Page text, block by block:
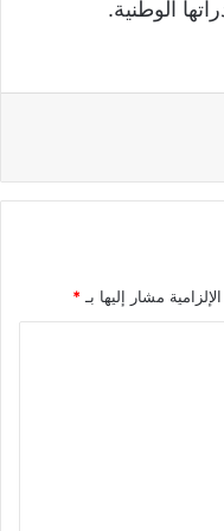
الوطنية.
مشار إليها بـ *